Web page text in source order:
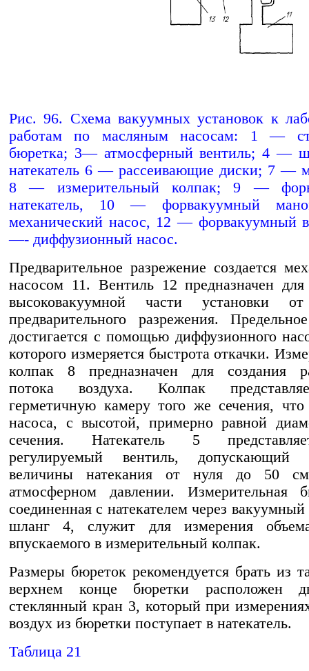
Рис. 96. Схема вакуумных установок к
работам по масляным насосам: 1 —
бюретка; 3— атмосферный вентиль; 4 —
натекатель 6 — рассеивающие диски; 7 —
8 — измерительный колпак; 9 —
натекатель, 10 — форвакуумный
механический насос, 12 — форвакуумный
—- диффузионный насос.
Предварительное разрежение создается
насосом 11. Вентиль 12 предназначен для
высоковакуумной части установки
предварительного разрежения.
достигается с помощью диффузионного
которого измеряется быстрота откачки.
колпак 8 предназначен для создания
потока воздуха. Колпак
герметичную камеру того же сечения,
насоса, с высотой, примерно равной
сечения. Натекатель 5
регулируемый вентиль, допускающий
величины натекания от нуля до 50
атмосферном давлении. Измерительная
соединенная с натекателем через
шланг 4, служит для измерения
впускаемого в измерительный колпак.
Размеры бюреток рекомендуется брать из
верхнем конце бюретки расположен
стеклянный кран 3, который при
воздух из бюретки поступает в натекатель.
Таблица 21